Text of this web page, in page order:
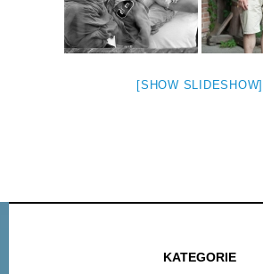
[SHOW SLIDESHOW]
KATEGORIE